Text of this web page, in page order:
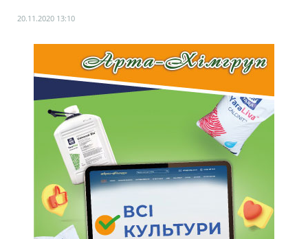
20.11.2020 13:10